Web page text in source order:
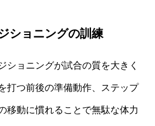
ショニングの訓練
ショニングが試合の質を大きく
打つ前後の準備動作、ステップ
移動に慣れることで無駄な体力